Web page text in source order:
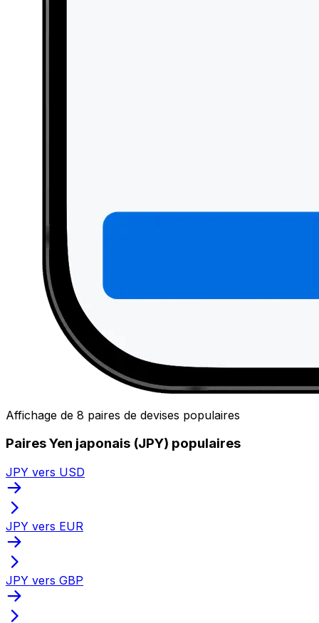
Affichage de 8 paires de devises populaires
Paires Yen japonais (JPY) populaires
JPY vers USD
JPY vers EUR
JPY vers GBP